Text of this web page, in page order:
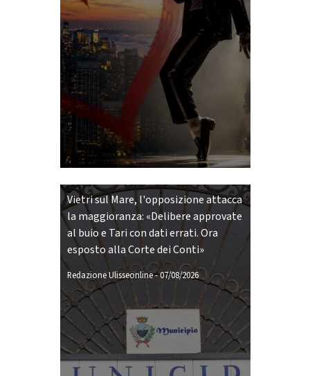
Vietri sul Mare, l'opposizione attacca
la maggioranza: «Delibere approvate
al buio e Tari con dati errati. Ora
esposto alla Corte dei Conti»
Redazione Ulisseonline-07/08/2026